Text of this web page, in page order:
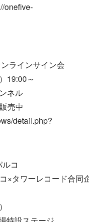
onefive-
ラインサイン会
19:00～
ネル
売中
detail.php?
コ
×タワーレコード合同